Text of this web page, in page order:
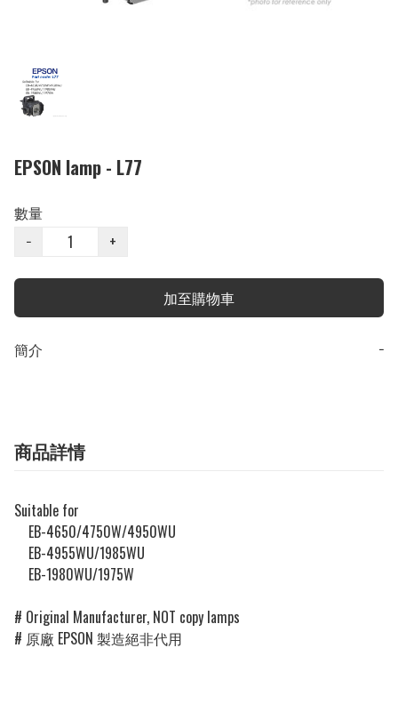
EPSON lamp - L77
數量
−
+
加至購物車
簡介 −
商品詳情
Suitable for
EB-4650/4750W/4950WU
EB-4955WU/1985WU
EB-1980WU/1975W
# Original Manufacturer, NOT copy lamps
# 原廠 EPSON 製造絕非代用